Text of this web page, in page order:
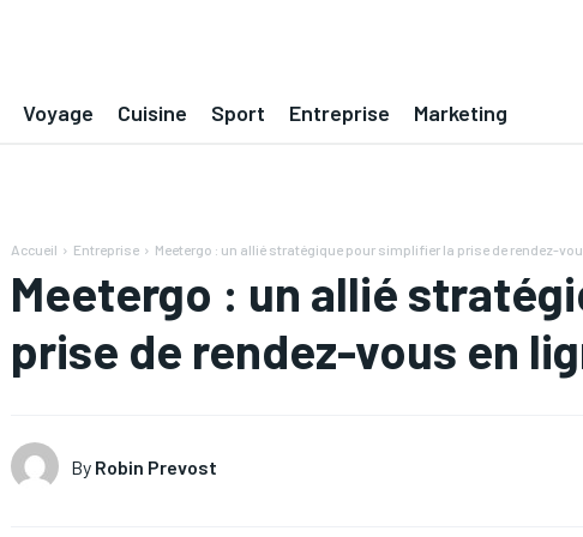
Voyage Cuisine Sport Entreprise Marketing
Accueil Entreprise Meetergo : un allié stratégique pour simplifier la prise de rendez-
Meetergo : un allié
prise de rendez-vous en
By Robin Prevost